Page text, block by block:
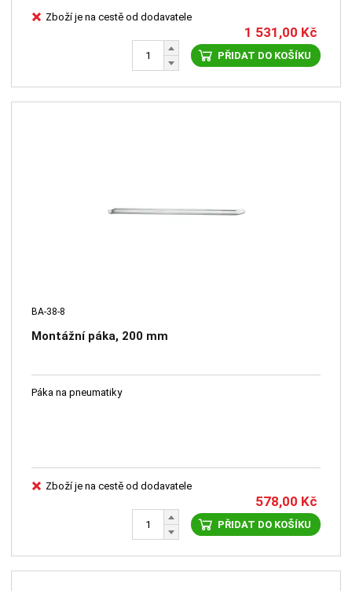
Zboží je na cestě od dodavatele
1 531,00 Kč
PŘIDAT DO KOŠÍKU
BA-38-8
Montážní páka, 200 mm
Páka na pneumatiky
Zboží je na cestě od dodavatele
578,00 Kč
PŘIDAT DO KOŠÍKU